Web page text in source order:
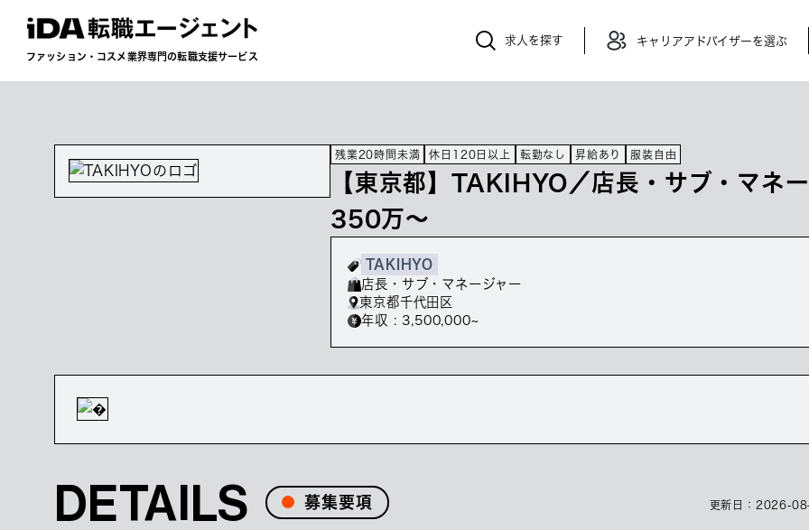
ファッション・コスメ業界専門の転職支援サービス
求人を探す キャリアアドバイザーを選ぶ
残業20時間未満 休日120日以上 転勤なし 昇給あり 服装自由
【東京都】TAKIHYO／店長・サブ・マネ
350万～
TAKIHYO
店長・サブ・マネージャー
東京都千代田区
年収 : 3,500,000~
DETAILS 募集要項 更新日： 2026-